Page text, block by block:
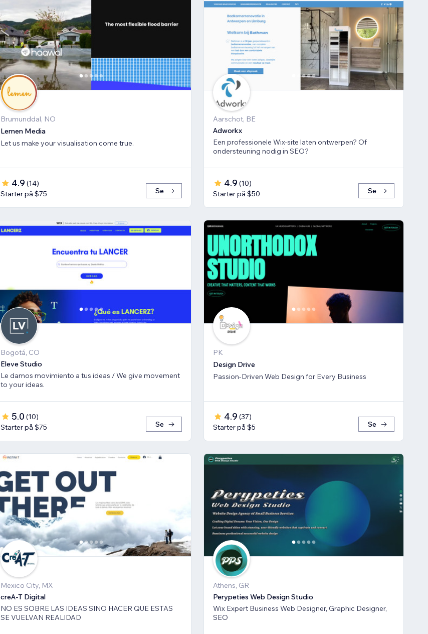
Brumunddal, NO
Lemen Media
Let us make your visualisation come true.
4.9 (14)
Starter på $75
Se
Aarschot, BE
Adworkx
Een professionele Wix-site laten ontwerpen? Of
ondersteuning nodig in SEO?
4.9 (10)
Starter på $50
Se
Bogotá, CO
Eleve Studio
Le damos movimiento a tus ideas / We give movement
to your ideas.
5.0 (10)
Starter på $75
Se
PK
Design Drive
Passion-Driven Web Design for Every Business
4.9 (37)
Starter på $5
Se
Mexico City, MX
creA-T Digital
NO ES SOBRE LAS IDEAS SINO HACER QUE ESTAS
SE VUELVAN REALIDAD
Athens, GR
Perypeties Web Design Studio
Wix Expert Business Web Designer, Graphic Designer,
SEO